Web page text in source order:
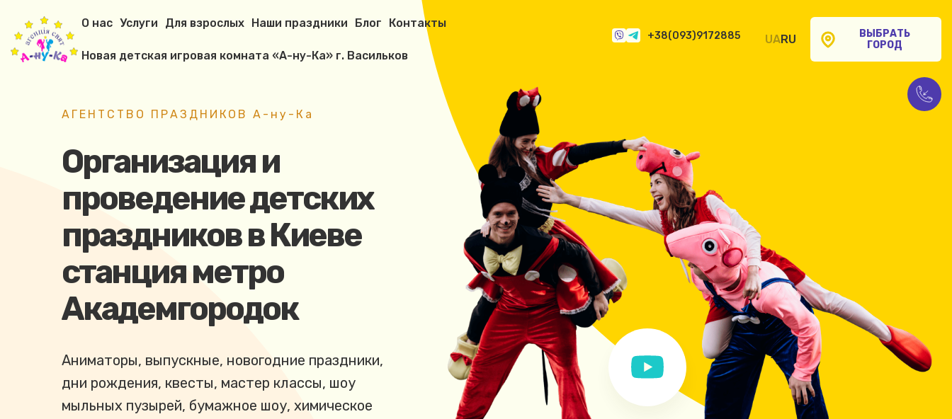
О нас Услуги Для взрослых Наши праздники Блог Контакты
Новая детская игровая комната «А-ну-Ка» г. Васильков
+38(093)9172885 UARU
ВЫБРАТЬ
ГОРОД
АГЕНТСТВО ПРАЗДНИКОВ А-ну-Ка
Организация и
проведение детских
праздников в Киеве
станция метро
Академгородок
Аниматоры, выпускные, новогодние праздники,
дни рождения, квесты, мастер классы, шоу
мыльных пузырей, бумажное шоу, химическое